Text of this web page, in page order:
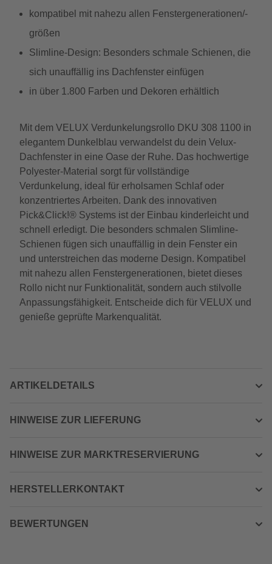
kompatibel mit nahezu allen Fenstergenerationen/-
größen
Slimline-Design: Besonders schmale Schienen, die
sich unauffällig ins Dachfenster einfügen
in über 1.800 Farben und Dekoren erhältlich
Mit dem VELUX Verdunkelungsrollo DKU 308 1100 in
elegantem Dunkelblau verwandelst du dein Velux-
Dachfenster in eine Oase der Ruhe. Das hochwertige
Polyester-Material sorgt für vollständige
Verdunkelung, ideal für erholsamen Schlaf oder
konzentriertes Arbeiten. Dank des innovativen
Pick&Click!® Systems ist der Einbau kinderleicht und
schnell erledigt. Die besonders schmalen Slimline-
Schienen fügen sich unauffällig in dein Fenster ein
und unterstreichen das moderne Design. Kompatibel
mit nahezu allen Fenstergenerationen, bietet dieses
Rollo nicht nur Funktionalität, sondern auch stilvolle
Anpassungsfähigkeit. Entscheide dich für VELUX und
genieße geprüfte Markenqualität.
ARTIKELDETAILS
HINWEISE ZUR LIEFERUNG
HINWEISE ZUR MARKTRESERVIERUNG
HERSTELLERKONTAKT
BEWERTUNGEN